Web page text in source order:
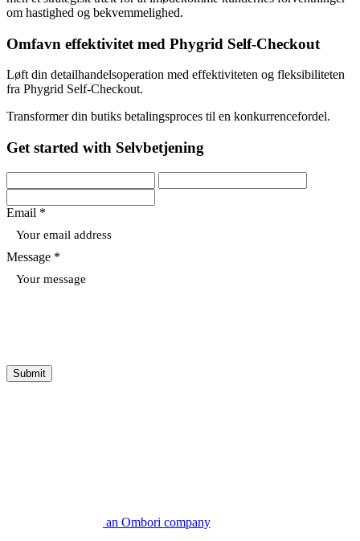
om hastighed og bekvemmelighed.
Omfavn effektivitet med Phygrid Self-Checkout
Løft din detailhandelsoperation med effektiviteten og fleksibiliteten
fra Phygrid Self-Checkout.
Transformer din butiks betalingsproces til en konkurrencefordel.
Get started with Selvbetjening
Email *
Message *
Submit
an Ombori company